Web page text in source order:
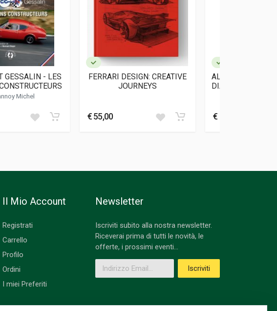
GESSALIN - LES
Michel
FERRARI DESIGN: CREATIVE
JOURNEYS
€ 55,00
AL TEMPO DELLE
DIALOGO
€ 17,00
Il Mio Account
Registrati
Carrello
Profilo
Ordini
I miei Preferiti
Newsletter
Iscriviti subito alla nostra newsletter.
Riceverai prima di tutti le novità, le
offerte, i prossimi eventi...
Indirizzo Email
Iscriviti